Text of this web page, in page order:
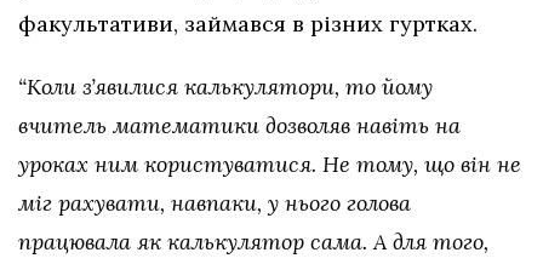
факультативи, займався в різних гуртках.
“Коли зʼявилися калькулятори, то йому
вчитель математики дозволяв навіть на
уроках ним користуватися. Не тому, що він не
міг рахувати, навпаки, у нього голова
працювала як калькулятор сама. А для того,